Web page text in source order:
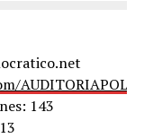
AUDITORIAPOLO
143